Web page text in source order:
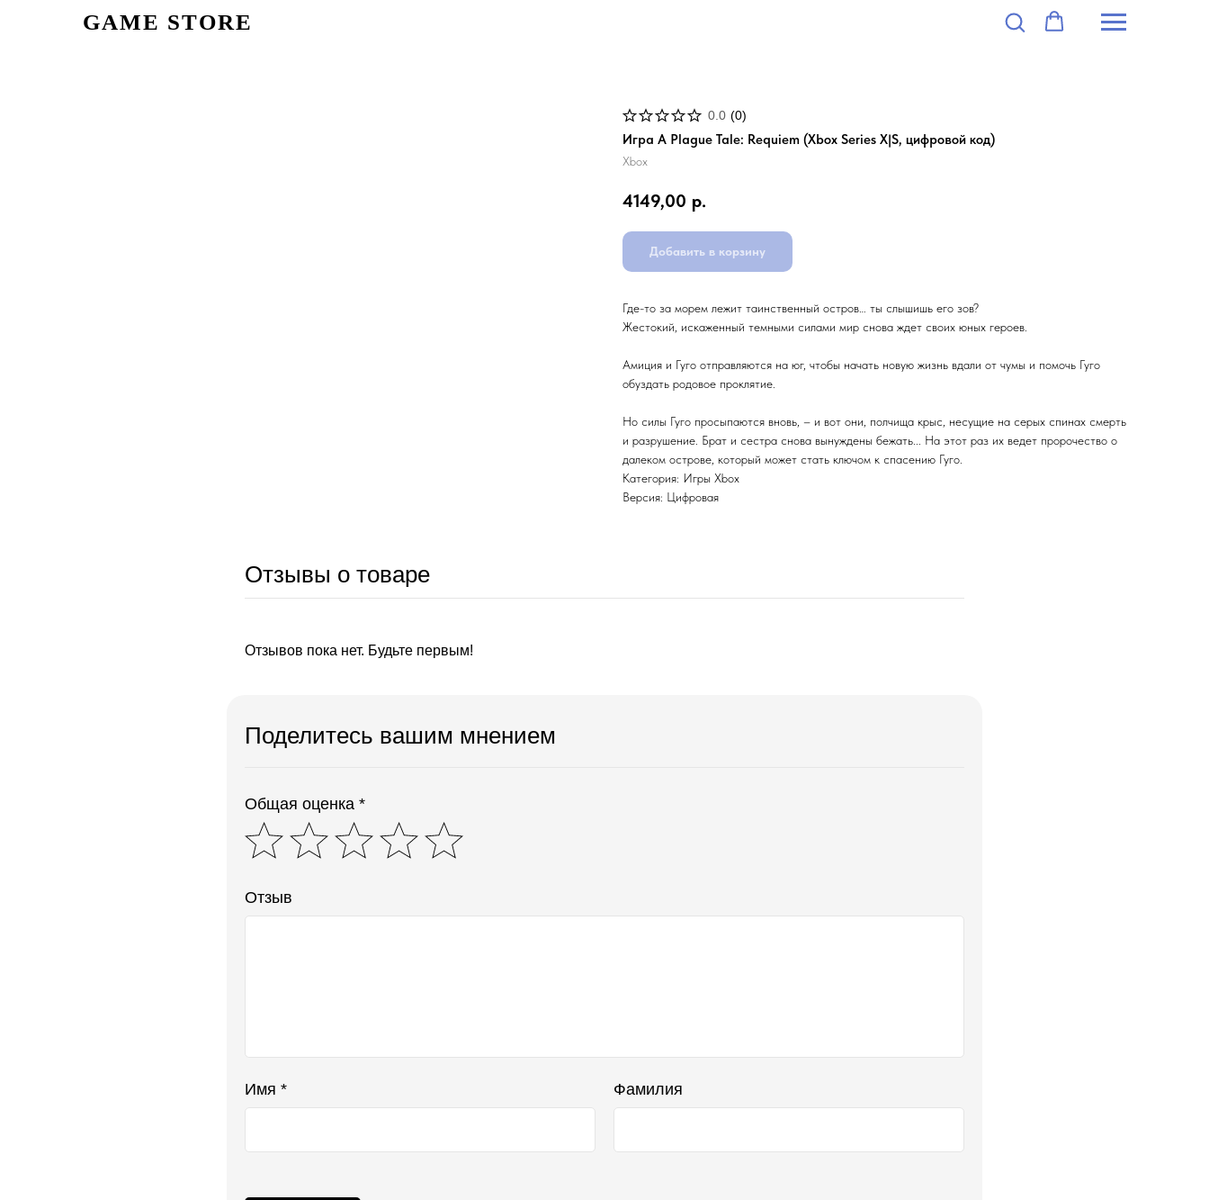
GAME STORE
0.0 (0)
Игра A Plague Tale: Requiem (Xbox Series X|S, цифровой код)
Xbox
4149,00 р.
Добавить в корзину
Где-то за морем лежит таинственный остров… ты слышишь его зов?
Жестокий, искаженный темными силами мир снова ждет своих юных героев.
Амиция и Гуго отправляются на юг, чтобы начать новую жизнь вдали от чумы и помочь Гуго
обуздать родовое проклятие.
Но силы Гуго просыпаются вновь, – и вот они, полчища крыс, несущие на серых спинах смерть
и разрушение. Брат и сестра снова вынуждены бежать... На этот раз их ведет пророчество о
далеком острове, который может стать ключом к спасению Гуго.
Категория: Игры Xbox
Версия: Цифровая
Отзывы о товаре
Отзывов пока нет. Будьте первым!
Поделитесь вашим мнением
Общая оценка *
Отзыв
Имя * Фамилия